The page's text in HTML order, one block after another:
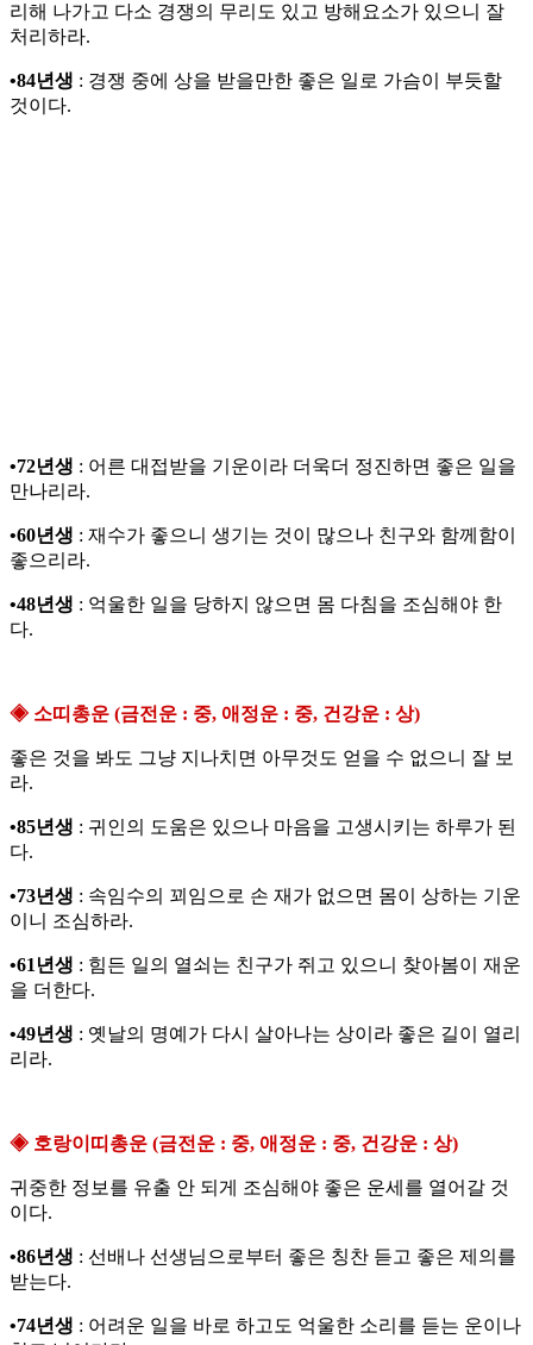
리해 나가고 다소 경쟁의 무리도 있고 방해요소가 있으니 잘
처리하라.
•84년생 : 경쟁 중에 상을 받을만한 좋은 일로 가슴이 부듯할
것이다.
•72년생 : 어른 대접받을 기운이라 더욱더 정진하면 좋은 일을
만나리라.
•60년생 : 재수가 좋으니 생기는 것이 많으나 친구와 함께함이
좋으리라.
•48년생 : 억울한 일을 당하지 않으면 몸 다침을 조심해야 한
다.
◈ 소띠총운 (금전운 : 중, 애정운 : 중, 건강운 : 상)
좋은 것을 봐도 그냥 지나치면 아무것도 얻을 수 없으니 잘 보
라.
•85년생 : 귀인의 도움은 있으나 마음을 고생시키는 하루가 된
다.
•73년생 : 속임수의 꾀임으로 손 재가 없으면 몸이 상하는 기운
이니 조심하라.
•61년생 : 힘든 일의 열쇠는 친구가 쥐고 있으니 찾아봄이 재운
을 더한다.
•49년생 : 옛날의 명예가 다시 살아나는 상이라 좋은 길이 열리
리라.
◈ 호랑이띠총운 (금전운 : 중, 애정운 : 중, 건강운 : 상)
귀중한 정보를 유출 안 되게 조심해야 좋은 운세를 열어갈 것
이다.
•86년생 : 선배나 선생님으로부터 좋은 칭찬 듣고 좋은 제의를
받는다.
•74년생 : 어려운 일을 바로 하고도 억울한 소리를 듣는 운이나